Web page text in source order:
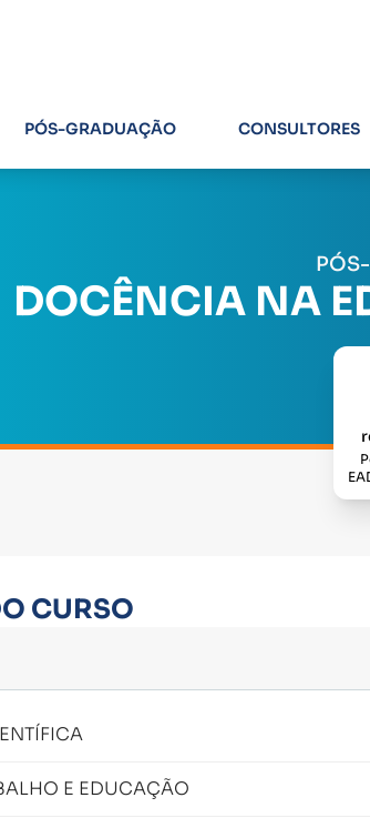
PÓS-GRADUAÇÃO CONSULTORES
DOCÊNCIA NA
CURSO
E EDUCAÇÃO